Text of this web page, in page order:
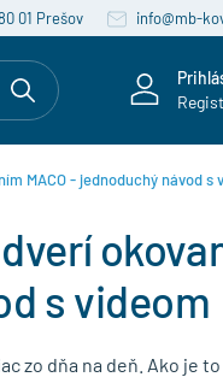
01 Prešov info@mb-
MACO - jednoduchý návod s
s videom
zo dňa na deň. Ako je